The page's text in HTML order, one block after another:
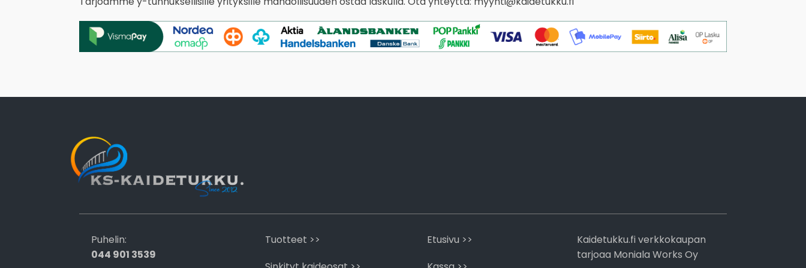
Puhelin:
044 901 3539
Tuotteet >>
Etusivu >>
Kaidetukku.fi verkkokaupan
tarjoaa Moniala Works Oy